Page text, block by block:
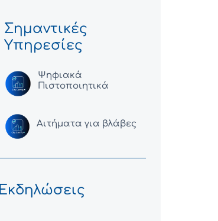
Σημαντικές
Υπηρεσίες
Ψηφιακά
Πιστοποιητικά
Αιτήματα για βλάβες
Εκδηλώσεις